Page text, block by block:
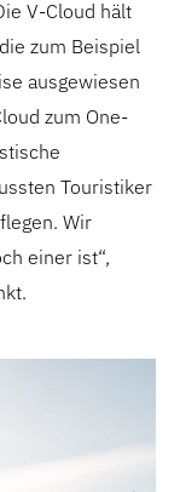
V-Cloud hält
zum Beispiel
ausgewiesen
zum One-
Touristiker
Wir
einer ist“,